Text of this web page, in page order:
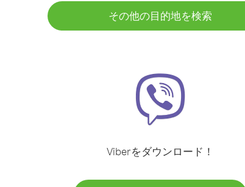
その他の目的地を検索
Viberをダウンロード！